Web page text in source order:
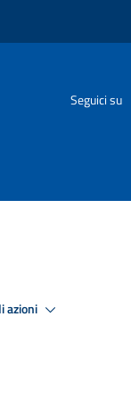
Seguici su
azioni